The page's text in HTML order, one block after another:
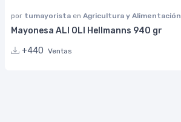
por tumayorista en Agricultura y Alimentación
Mayonesa ALI OLI Hellmanns 940 gr
+440 Ventas